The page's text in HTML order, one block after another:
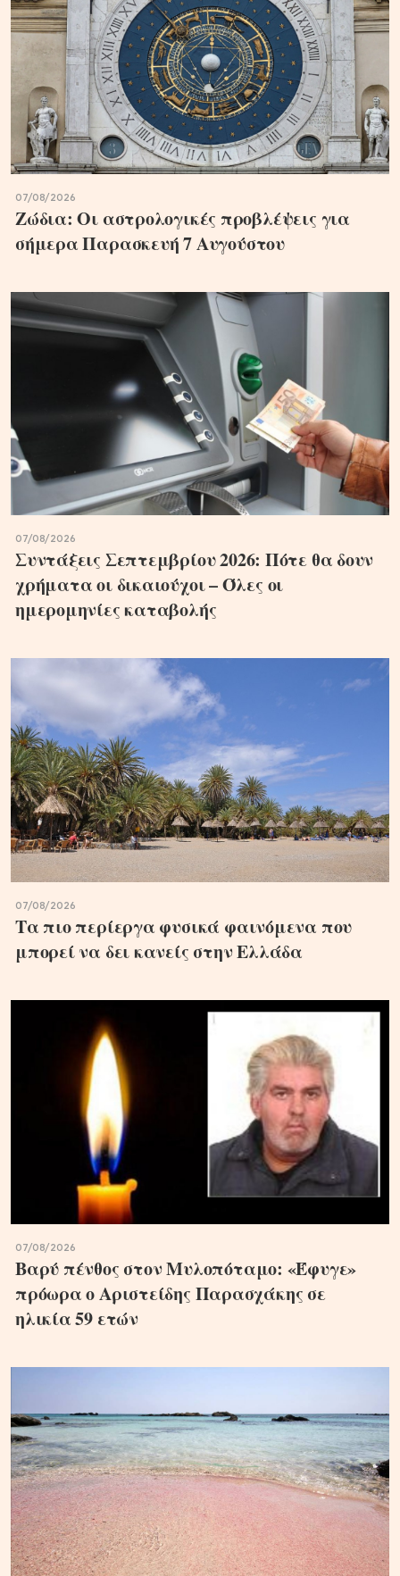
07/08/2026
Ζώδια: Οι αστρολογικές προβλέψεις για
σήμερα Παρασκευή 7 Αυγούστου
07/08/2026
Συντάξεις Σεπτεμβρίου 2026: Πότε θα δουν
χρήματα οι δικαιούχοι – Όλες οι
ημερομηνίες καταβολής
07/08/2026
Τα πιο περίεργα φυσικά φαινόμενα που
μπορεί να δει κανείς στην Ελλάδα
07/08/2026
Βαρύ πένθος στον Μυλοπόταμο: «Έφυγε»
πρόωρα ο Αριστείδης Παρασχάκης σε
ηλικία 59 ετών